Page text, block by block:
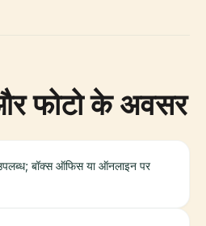
और फोटो के अवसर
उपलब्ध; बॉक्स ऑफिस या ऑनलाइन पर